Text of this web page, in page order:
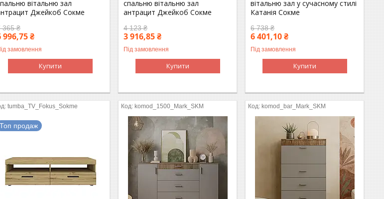
вітальню зал
Джейкоб Сокме
365 ₴
996,75 ₴
замовлення
Купити
спальню вітальню зал
антрацит Джейкоб Сокме
4 123 ₴
3 916,85 ₴
Під замовлення
Купити
вітальню зал у сучасному стилі
Катанія Сокме
6 738 ₴
6 401,10 ₴
Під замовлення
Купити
tumba_TV_Fokus_Sokme
Топ продаж
komod_1500_Mark_SKM komod_bar_Mark_SKM